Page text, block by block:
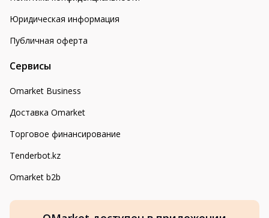
Юридическая информация
Публичная оферта
Сервисы
Omarket Business
Доставка Omarket
Торговое финансирование
Tenderbot.kz
Omarket b2b